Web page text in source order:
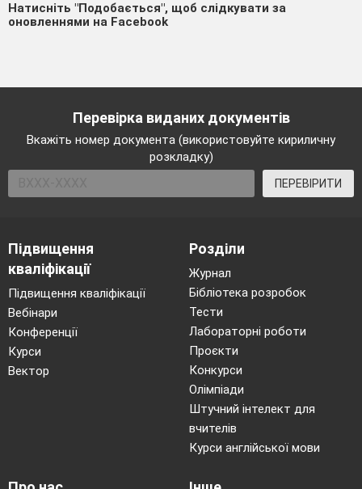
Натисніть "Подобається", щоб слідкувати за
оновленнями на Facebook
Перевірка виданих документів
Вкажіть номер документа (використовуйте кириличну
розкладку)
ПЕРЕВІРИТИ
Підвищення
кваліфікації
Підвищення кваліфікації
Вебінари
Конференції
Курси
Вектор
Розділи
Журнал
Бібліотека розробок
Тести
Лабораторні роботи
Проєкти
Конкурси
Олімпіади
Штучний інтелект для
вчителів
Курси англійської мови